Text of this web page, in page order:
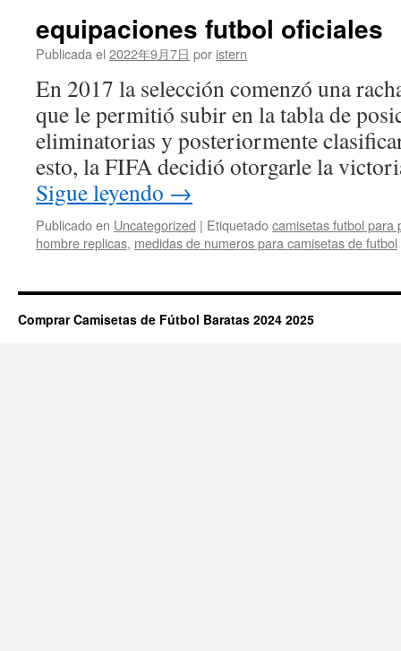
equipaciones futbol oficiales
Publicada el 2022年9月7日 por istern
En 2017 la selección comenzó una
que le permitió subir en la tabla de
eliminatorias y posteriormente
esto, la FIFA decidió otorgarle la
Sigue leyendo →
Publicado en Uncategorized | Etiquetadocamisetas futbol para
hombre replicas, medidas de numeros para camisetas de futbol
Comprar Camisetas de Fútbol Baratas 2024 2025